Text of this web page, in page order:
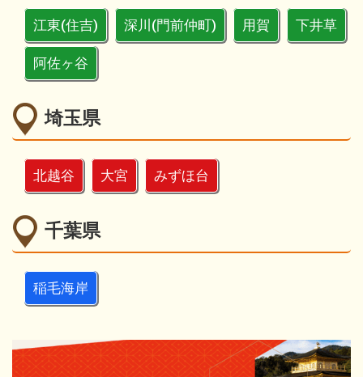
江東(住吉) 深川(門前仲町) 用賀 下井草
阿佐ヶ谷
埼玉県
北越谷 大宮 みずほ台
千葉県
稲毛海岸